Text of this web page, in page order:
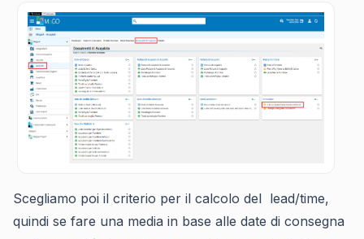
Scegliamo poi il criterio per il calcolo del lead/time,
quindi se fare una media in base alle date di consegna